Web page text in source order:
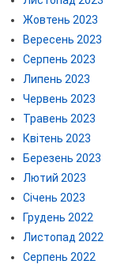
Жовтень 2023
Вересень 2023
Серпень 2023
Липень 2023
Червень 2023
Травень 2023
Квітень 2023
Березень 2023
Лютий 2023
Січень 2023
Грудень 2022
Листопад 2022
Серпень 2022